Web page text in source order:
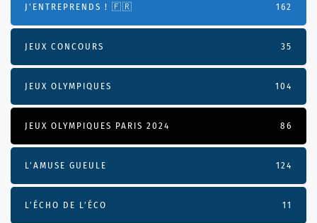
J'ENTREPRENDS ! 🇫🇷 162
JEUX CONCOURS 35
JEUX OLYMPIQUES 104
JEUX OLYMPIQUES PARIS 2024 86
L'AMUSE GUEULE 124
L’ÉCHO DE L’ÉCO 11